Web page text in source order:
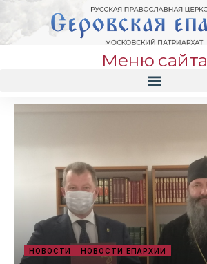
Меню сайта
НОВОСТИ НОВОСТИ ЕПАРХИИ